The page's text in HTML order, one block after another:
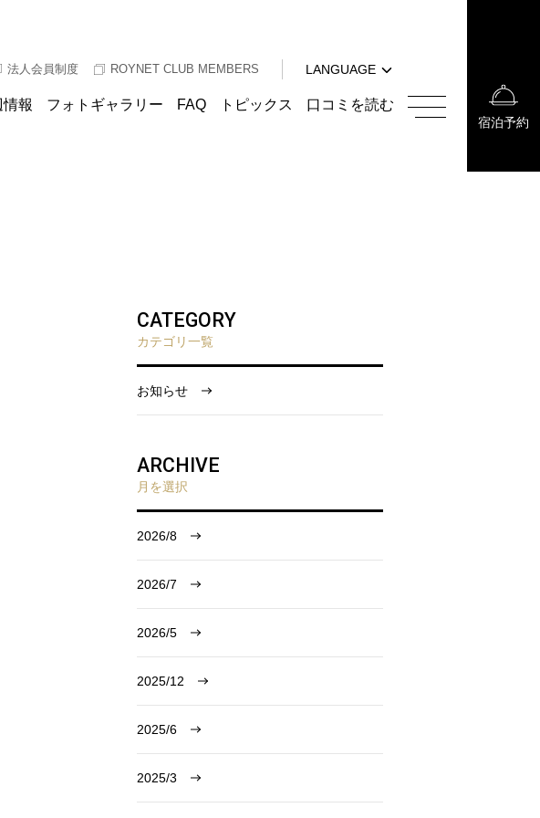
法人会員制度 ROYNET CLUB MEMBERS
LANGUAGE
English
報 フォトギャラリー FAQ トピックス 口コミを読む
CATEGORY
カテゴリ一覧
お知らせ
ARCHIVE
月を選択
2026/8
2026/7
2026/5
2025/12
2025/6
2025/3
한국어
宿泊予約